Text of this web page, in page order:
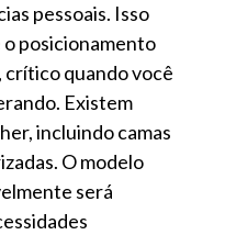
pessoais. Isso
posicionamento
quando você
Existem
incluindo camas
O modelo
será